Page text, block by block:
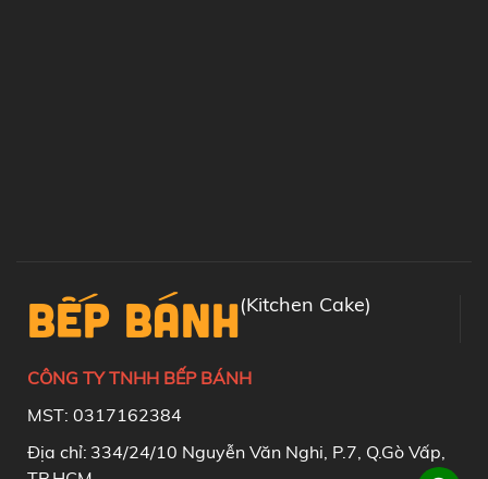
BẾP BÁNH(Kitchen Cake)
CÔNG TY TNHH BẾP BÁNH
MST: 0317162384
Địa chỉ: 334/24/10 Nguyễn Văn Nghi, P.7, Q.Gò Vấp,